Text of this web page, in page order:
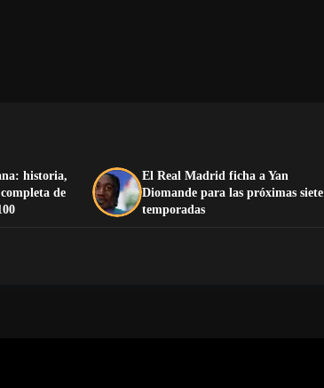
historia,
de
El Real Madrid ficha a Yan
Diomande para las próximas siete
temporadas